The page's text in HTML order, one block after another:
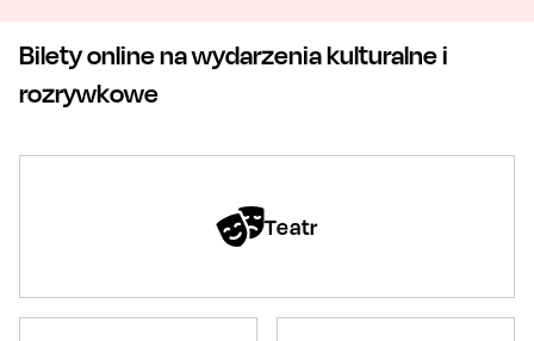
Bilety online na wydarzenia kulturalne i
rozrywkowe
Teatr